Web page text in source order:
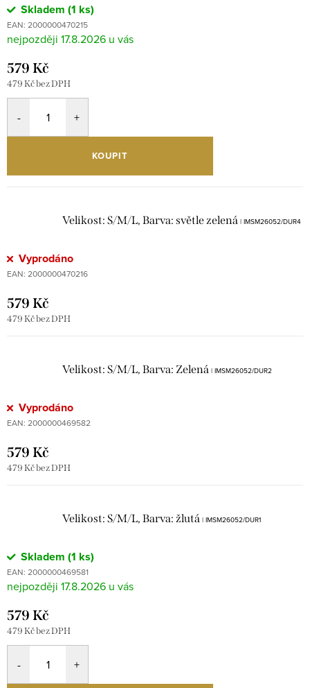
Skladem (1 ks)
EAN: 2000000470215
17.8.2026
579 Kč
479 Kč bez DPH
KOUPIT
Velikost: S/M/L, Barva: světle zelená | IMSM26052/DUR4
Vyprodáno
EAN: 2000000470216
579 Kč
479 Kč bez DPH
Velikost: S/M/L, Barva: Zelená | IMSM26052/DUR2
Vyprodáno
EAN: 2000000469582
579 Kč
479 Kč bez DPH
Velikost: S/M/L, Barva: žlutá | IMSM26052/DUR1
Skladem (1 ks)
EAN: 2000000469581
17.8.2026
579 Kč
479 Kč bez DPH